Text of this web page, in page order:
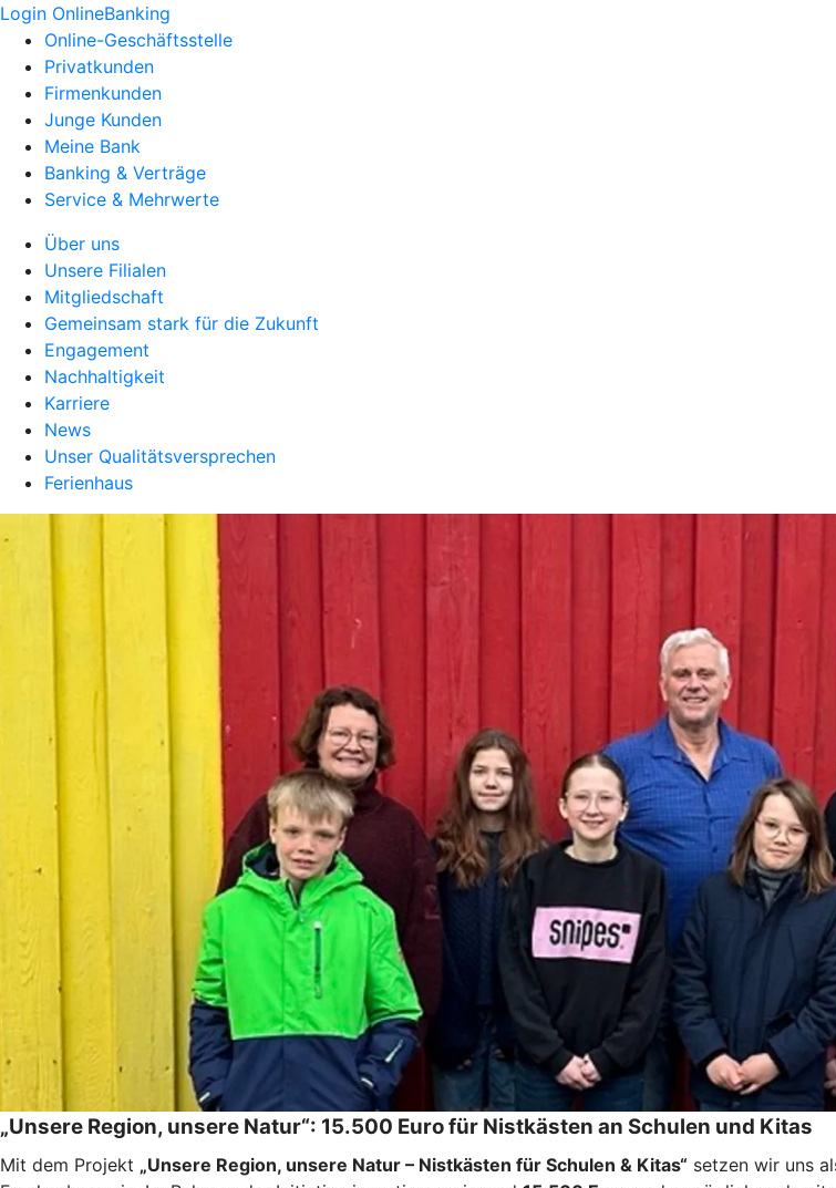
Login OnlineBanking
Online-Geschäftsstelle
Privatkunden
Firmenkunden
Junge Kunden
Meine Bank
Banking & Verträge
Service & Mehrwerte
Über uns
Unsere Filialen
Mitgliedschaft
Gemeinsam stark für die Zukunft
Engagement
Nachhaltigkeit
Karriere
News
Unser Qualitätsversprechen
Ferienhaus
„Unsere Region, unsere Natur“: 15.500 Euro für Nistkästen an Schulen und Kitas
Mit dem Projekt „Unsere Region, unsere Natur – Nistkästen für Schulen & Kitas“ setzen wir uns